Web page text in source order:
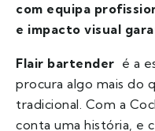
com equipa
e impacto visual
Flair bartender é a
procura algo mais do
tradicional. Com a
conta uma história, e